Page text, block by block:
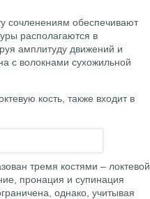
сочленениям обеспечивают
располагаются в
амплитуду движений и
с волокнами сухожильной
кость, также входит в
тремя костями – локтевой,
пронация и супинация
однако, учитывая